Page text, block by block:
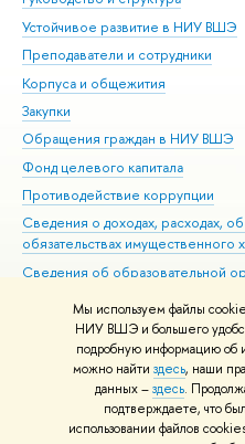
Мы используем файлы
НИУ ВШЭ и большего
подробную информацию об
можно найти здесь, наши
данных –здесь.
подтверждаете, что
использовании файлов
Устойчивое развитие в НИУ ВШЭ
Преподаватели и сотрудники
Корпуса и общежития
Закупки
Обращения граждан в НИУ ВШЭ
Фонд целевого капитала
Противодействие коррупции
Сведения о доходах, расходах,
обязательствах имущественного
Сведения об образовательной
Людям с ограниченными
Единая платежная страница
Работа в Вышке
© НИУ ВШЭ 1993–2026 Адреса и